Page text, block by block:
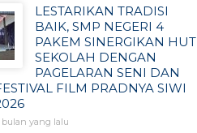
LESTARIKAN TRADISI
BAIK, SMP NEGERI 4
PAKEM SINERGIKAN HUT
SEKOLAH DENGAN
PAGELARAN SENI DAN
FILM PRADNYA SIWI
bulan yang lalu